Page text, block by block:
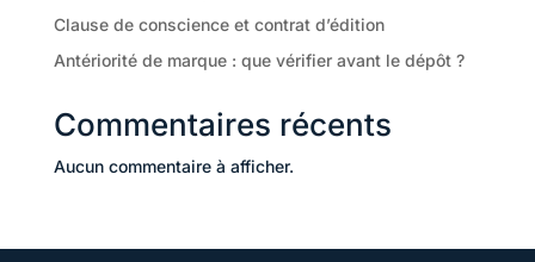
Clause de conscience et contrat d’édition
Antériorité de marque : que vérifier avant le dépôt ?
Commentaires récents
Aucun commentaire à afficher.